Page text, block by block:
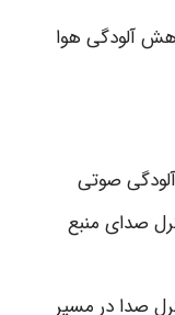
آلودگی هوا
صوتی
صدای منبع
صدا در مسیر